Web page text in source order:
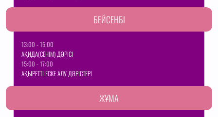
БЕЙСЕНБІ
13:00 - 15:00
АҚИДА(СЕНІМ) ДӘРІСІ
15:00 - 17:00
АҚЫРЕТТІ ЕСКЕ АЛУ ДӘРІСТЕРІ
ЖҰМА